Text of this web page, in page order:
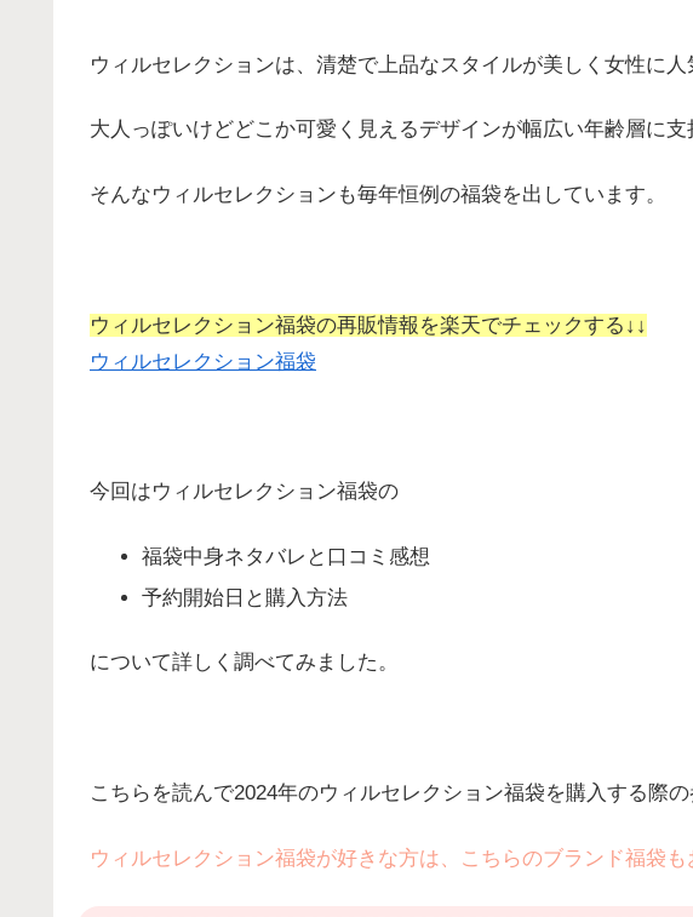
ウィルセレクションは、清楚で上品なスタイルが美しく女性に人
大人っぽいけどどこか可愛く見えるデザインが幅広い年齢層に支
そんなウィルセレクションも毎年恒例の福袋を出しています。
ウィルセレクション福袋の再販情報を楽天でチェックする↓↓
ウィルセレクション福袋
今回はウィルセレクション福袋の
福袋中身ネタバレと口コミ感想
予約開始日と購入方法
について詳しく調べてみました。
こちらを読んで2024年のウィルセレクション福袋を購入する際
ウィルセレクション福袋が好きな方は、こちらのブランド福袋も